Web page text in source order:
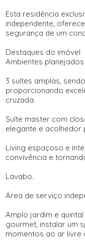
Esta residência
independente,
segurança de um
Destaques do imóvel
Ambientes
3 suítes amplas,
proporcionando
cruzada.
Suíte master com
elegante e acolhedor
Living espaçoso e
convivência e
Lavabo.
Área de serviço
Amplo jardim e
gourmet, instalar um
momentos ao ar livre